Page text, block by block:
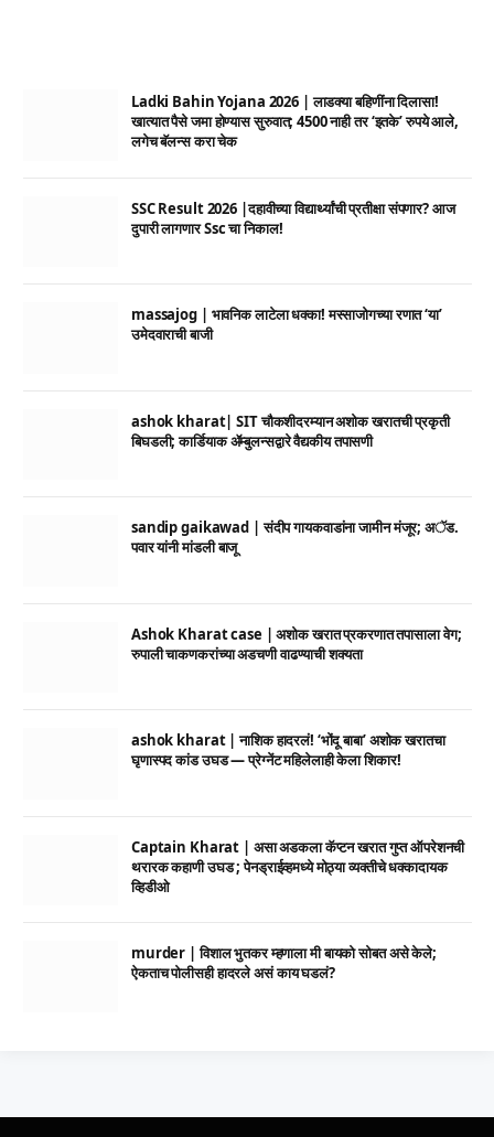
Ladki Bahin Yojana 2026 | लाडक्या बहिणींना दिलासा!
खात्यात पैसे जमा होण्यास सुरुवात; 4500 नाही तर ‘इतके’ रुपये आले,
लगेच बॅलन्स करा चेक
SSC Result 2026 |दहावीच्या विद्यार्थ्यांची प्रतीक्षा संपणार? आज
दुपारी लागणार Ssc चा निकाल!
massajog | भावनिक लाटेला धक्का! मस्साजोगच्या रणात ‘या’
उमेदवाराची बाजी
ashok kharat| SIT चौकशीदरम्यान अशोक खरातची प्रकृती
बिघडली; कार्डियाक ॲम्बुलन्सद्वारे वैद्यकीय तपासणी
sandip gaikawad | संदीप गायकवाडांना जामीन मंजूर; अॅड.
पवार यांनी मांडली बाजू
Ashok Kharat case | अशोक खरात प्रकरणात तपासाला वेग;
रुपाली चाकणकरांच्या अडचणी वाढण्याची शक्यता
ashok kharat | नाशिक हादरलं! ‘भोंदू बाबा’ अशोक खरातचा
घृणास्पद कांड उघड — प्रेग्नेंट महिलेलाही केला शिकार!
Captain Kharat | असा अडकला कॅप्टन खरात गुप्त ऑपरेशनची
थरारक कहाणी उघड ; पेनड्राईव्हमध्ये मोठ्या व्यक्तीचे धक्कादायक
व्हिडीओ
murder | विशाल भुतकर म्हणाला मी बायको सोबत असे केले;
ऐकताच पोलीसही हादरले असं काय घडलं?